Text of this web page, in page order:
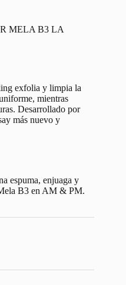
MELA B3 LA
exfolia y limpia la
mientras
Desarrollado por
más nuevo y
espuma, enjuaga y
B3 en AM & PM.